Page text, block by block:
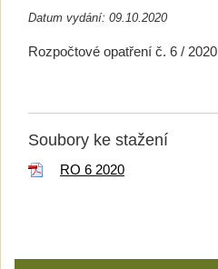
Datum vydání: 09.10.2020
Rozpočtové opatření č. 6 / 2020
Soubory ke stažení
RO 6 2020